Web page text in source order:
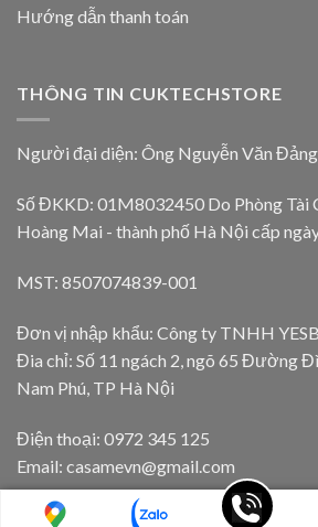
Hướng dẫn thanh toán
THÔNG TIN CUKTECHSTORE
Người đại diện: Ông Nguyễn Văn Đảng
Số ĐKKD: 01M8032450 Do Phòng Tài
Hoàng Mai - thành phố Hà Nội cấp
MST: 8507074839-001
Đơn vị nhập khẩu: Công ty TNHH
Đia chỉ: Số 11 ngách 2, ngõ 65 Đường
Nam Phú, TP Hà Nội
Điện thoại: 0972 345 125
Email: casamevn@gmail.com